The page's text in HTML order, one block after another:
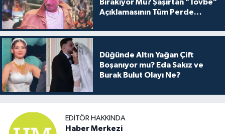
Bırakıyor Mu? Şaşırtan "Tövbe"
Açıklamasının Tüm Perde
Düğünde Altın Yağan Çift
Boşanıyor mu? Eda Sakız ve
Burak Bulut Olayı Ne?
EDITÖR HAKKINDA
Haber Merkezi